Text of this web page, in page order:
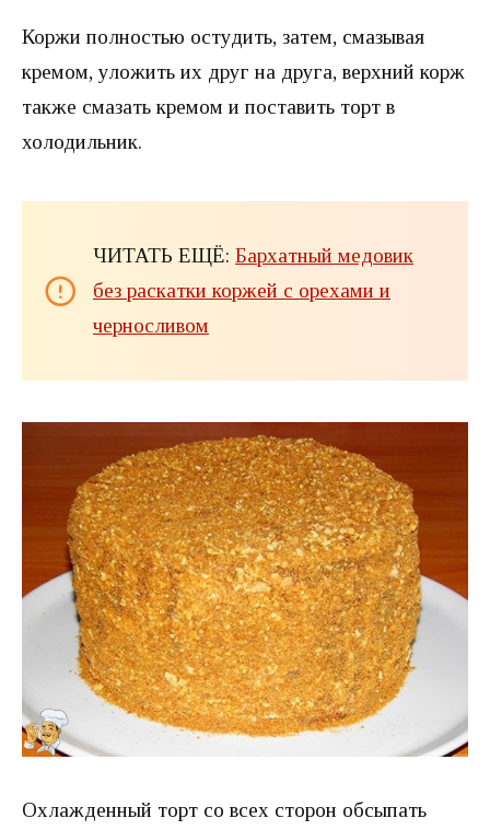
Коржи полностью остудить, затем, смазывая
кремом, уложить их друг на друга, верхний корж
также смазать кремом и поставить торт в
холодильник.
ЧИТАТЬ ЕЩЁ: Бархатный медовик
без раскатки коржей с орехами и
черносливом
Охлажденный торт со всех сторон обсыпать